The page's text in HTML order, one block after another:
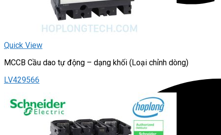
Quick View
MCCB Cầu dao tự động – dạng khối (Loại chỉnh dòng)
LV429566